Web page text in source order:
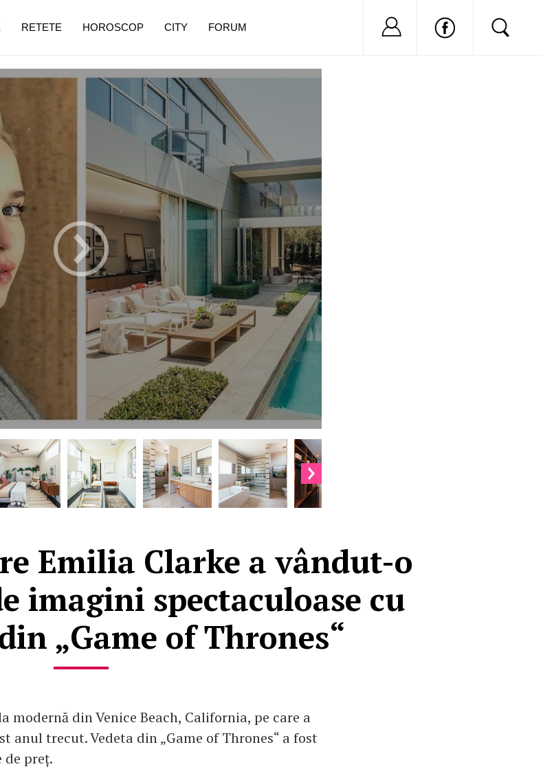
Emilia Clarke a vândut-o
imagini spectaculoase cu
„Game of Thrones“
modernă din Venice Beach, California, pe care a
anul trecut. Vedeta din „Game of Thrones“ a fost
de preț.
RETETE HOROSCOP CITY FORUM Nu ai cont?
pe măsură ce înaintezi în vârstă